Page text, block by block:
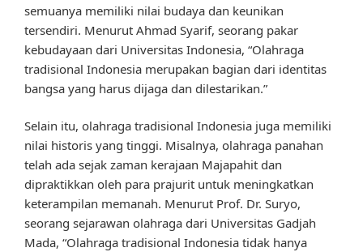
semuanya memiliki nilai budaya dan keunikan
tersendiri. Menurut Ahmad Syarif, seorang pakar
kebudayaan dari Universitas Indonesia, “Olahraga
tradisional Indonesia merupakan bagian dari identitas
bangsa yang harus dijaga dan dilestarikan.”
Selain itu, olahraga tradisional Indonesia juga memiliki
nilai historis yang tinggi. Misalnya, olahraga panahan
telah ada sejak zaman kerajaan Majapahit dan
dipraktikkan oleh para prajurit untuk meningkatkan
keterampilan memanah. Menurut Prof. Dr. Suryo,
seorang sejarawan olahraga dari Universitas Gadjah
Mada, “Olahraga tradisional Indonesia tidak hanya